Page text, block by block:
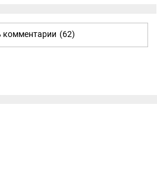
комментарии (62)